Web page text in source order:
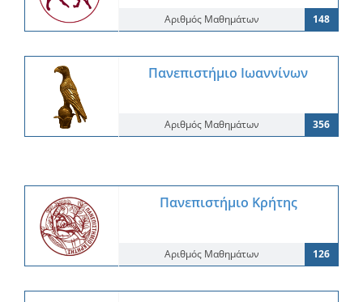
Αριθμός Μαθημάτων 148
Πανεπιστήμιο Ιωαννίνων
Αριθμός Μαθημάτων 356
Πανεπιστήμιο Κρήτης
Αριθμός Μαθημάτων 126